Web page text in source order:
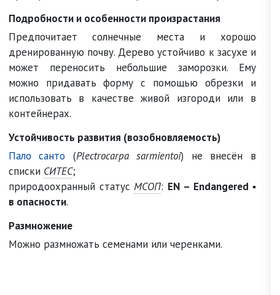
Подробности и особенности произрастания
Предпочитает солнечные места и хорошо
дренированную почву. Дерево устойчиво к засухе и
может переносить небольшие заморозки. Ему
можно придавать форму с помощью обрезки и
использовать в качестве живой изгороди или в
контейнерах.
Устойчивость развития (возобновляемость)
Пало санто (Plectrocarpa sarmientoi) не внесён в
списки СИТЕС;
природоохранный статусМСОП: EN – Endangered ▪
в опасности.
Размножение
Можно размножать семенами или черенками.